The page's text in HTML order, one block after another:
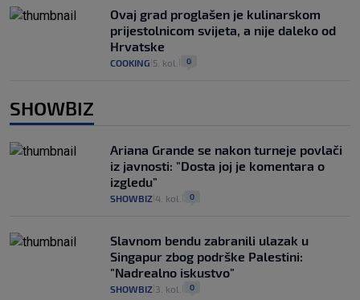
Ovaj grad proglašen je kulinarskom
prijestolnicom svijeta, a nije daleko od
Hrvatske
COOKING 5. kol. 0
SHOWBIZ
Ariana Grande se nakon turneje povlači
iz javnosti: "Dosta joj je komentara o
izgledu"
SHOWBIZ 4. kol. 0
Slavnom bendu zabranili ulazak u
Singapur zbog podrške Palestini:
"Nadrealno iskustvo"
SHOWBIZ 3. kol. 0